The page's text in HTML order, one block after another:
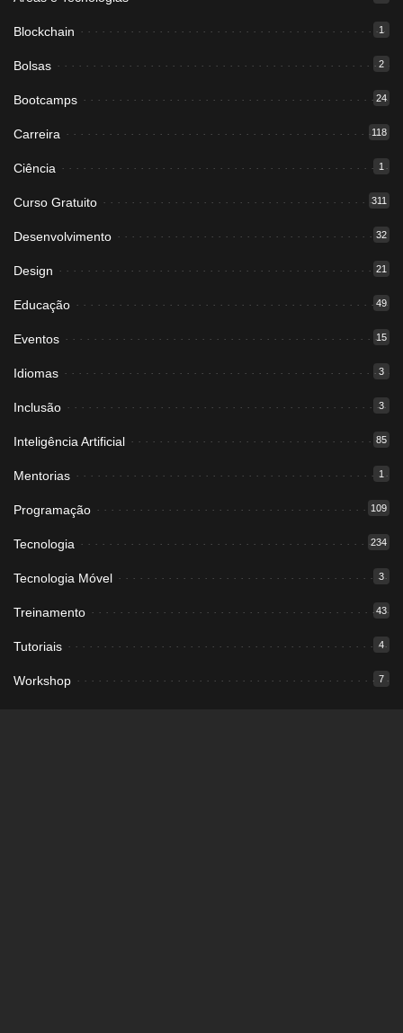
Blockchain 1
Bolsas 2
Bootcamps 24
Carreira 118
Ciência 1
Curso Gratuito 311
Desenvolvimento 32
Design 21
Educação 49
Eventos 15
Idiomas 3
Inclusão 3
Inteligência Artificial 85
Mentorias 1
Programação 109
Tecnologia 234
Tecnologia Móvel 3
Treinamento 43
Tutoriais 4
Workshop 7